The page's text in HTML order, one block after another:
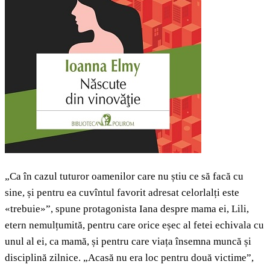
„Ca în cazul tuturor oamenilor care nu știu ce să facă cu
sine, și pentru ea cuvîntul favorit adresat celorlalți este
«trebuie»”, spune protagonista Iana despre mama ei, Lili,
etern nemulțumită, pentru care orice eșec al fetei echivala cu
unul al ei, ca mamă, și pentru care viața însemna muncă și
disciplină zilnice. „Acasă nu era loc pentru două victime”,